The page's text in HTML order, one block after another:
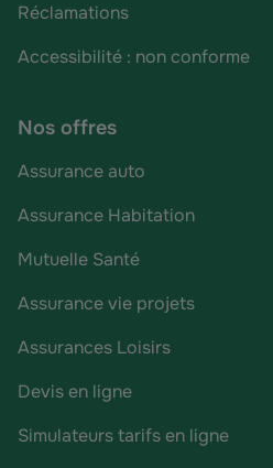
Réclamations
Accessibilité : non conforme
Nos offres
Assurance auto
Assurance Habitation
Mutuelle Santé
Assurance vie projets
Assurances Loisirs
Devis en ligne
Simulateurs tarifs en ligne